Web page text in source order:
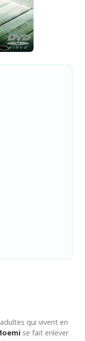
qui vivent en
se fait enlever